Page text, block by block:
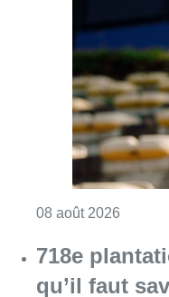
08 août 2026
718e
qu’il faut